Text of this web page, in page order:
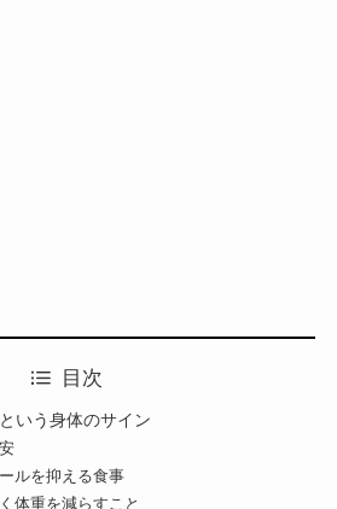
目次
いう身体のサイン
ルを抑える食事
体重を減らすこと